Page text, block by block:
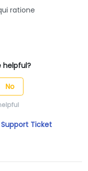
ratione
helpful?
No
Ticket